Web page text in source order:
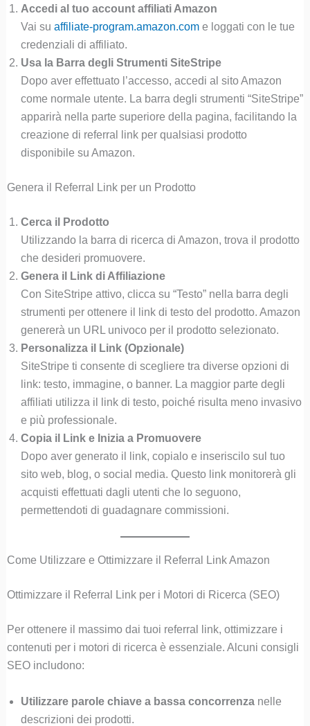
Accedi al tuo account affiliati Amazon
Vai su affiliate-program.amazon.come loggati con le tue
credenziali di affiliato.
Usa la Barra degli Strumenti SiteStripe
Dopo aver effettuato l’accesso, accedi al sito Amazon
come normale utente. La barra degli strumenti “SiteStripe”
apparirà nella parte superiore della pagina, facilitando la
creazione di referral link per qualsiasi prodotto
disponibile su Amazon.
Genera il Referral Link per un Prodotto
Cerca il Prodotto
Utilizzando la barra di ricerca di Amazon, trova il prodotto
che desideri promuovere.
Genera il Link di Affiliazione
Con SiteStripe attivo, clicca su “Testo” nella barra degli
strumenti per ottenere il link di testo del prodotto. Amazon
genererà un URL univoco per il prodotto selezionato.
Personalizza il Link (Opzionale)
SiteStripe ti consente di scegliere tra diverse opzioni di
link: testo, immagine, o banner. La maggior parte degli
affiliati utilizza il link di testo, poiché risulta meno invasivo
e più professionale.
Copia il Link e Inizia a Promuovere
Dopo aver generato il link, copialo e inseriscilo sul tuo
sito web, blog, o social media. Questo link monitorerà gli
acquisti effettuati dagli utenti che lo seguono,
permettendoti di guadagnare commissioni.
Come Utilizzare e Ottimizzare il Referral Link Amazon
Ottimizzare il Referral Link per i Motori di Ricerca (SEO)
Per ottenere il massimo dai tuoi referral link, ottimizzare i
contenuti per i motori di ricerca è essenziale. Alcuni consigli
SEO includono:
Utilizzare parole chiave a bassa concorrenzanelle
descrizioni dei prodotti.